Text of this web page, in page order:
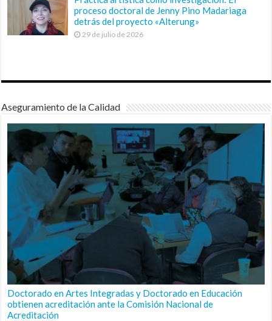
proceso doctoral de Jenny Pino Madariaga
detrás del proyecto «Alterung»
29 de julio de 2026
Aseguramiento de la Calidad
Doctorado en Artes Integradas y Doctorado en Educación
obtienen acreditación ante la Comisión Nacional de
Acreditación